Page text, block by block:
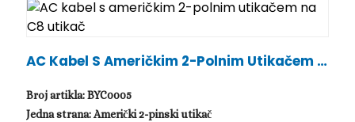
AC Kabel S Američkim 2-Polnim Utikačem N
Broj artikla: BYC0005
Jedna strana: Američki 2-pinski utikač